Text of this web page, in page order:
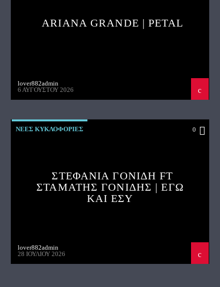
ARIANA GRANDE | PETAL
lover882admin
6 ΑΥΓΟΎΣΤΟΥ 2026
ΝΕΕΣ ΚΥΚΛΟΦΟΡΙΕΣ 0
ΣΤΕΦΑΝΙΑ ΓΟΝΙΔΗ FT
ΣΤΑΜΑΤΗΣ ΓΟΝΙΔΗΣ | ΕΓΩ
ΚΑΙ ΕΣΥ
lover882admin
28 ΙΟΥΛΊΟΥ 2026